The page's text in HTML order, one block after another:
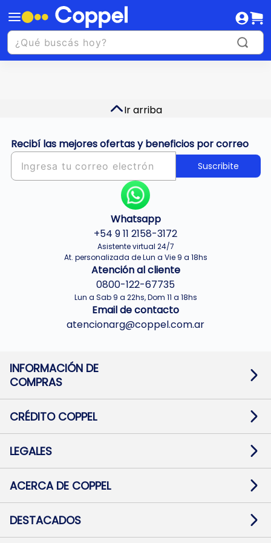
Ir arriba
Recibí las mejores ofertas y beneficios por correo
Suscribite
Whatsapp
+54 9 11 2158-3172
Asistente virtual 24/7
At. personalizada de Lun a Vie 9 a 18hs
Atención al cliente
0800-122-67735
Lun a Sab 9 a 22hs, Dom 11 a 18hs
Email de contacto
atencionarg@coppel.com.ar
INFORMACIÓN DE
COMPRAS
Términos y condiciones
Botón de arrepentimiento
Mapa de sitio
CRÉDITO COPPEL
Solicitar Crédito
Medios de Pago
Pago Fácil Online
LEGALES
Baja contratos
Defensa al consumidor CABA
ACERCA DE COPPEL
Trabajá con Nosotros
Preguntas Frecuentes
DESTACADOS